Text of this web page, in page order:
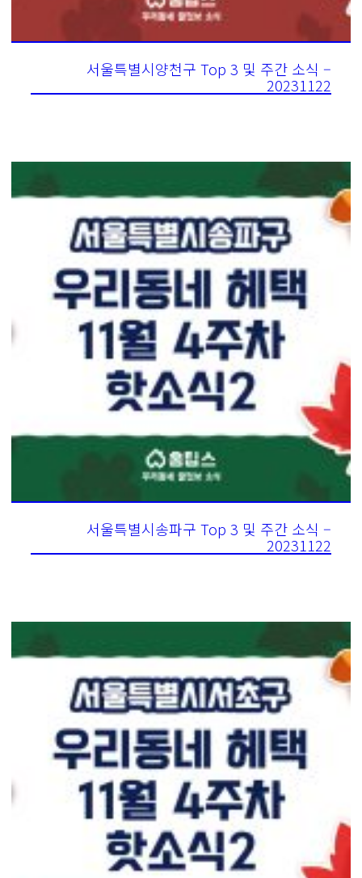
서울특별시양천구 Top 3 및 주간 소식 –
20231122
서울특별시송파구 Top 3 및 주간 소식 –
20231122